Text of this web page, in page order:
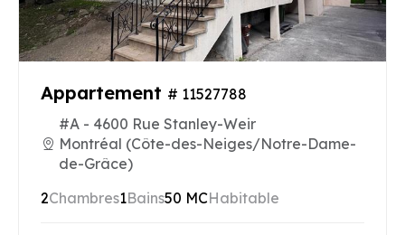
Appartement # 11527788
#A - 4600 Rue Stanley-Weir
Montréal (Côte-des-Neiges/Notre-Dame-
de-Grâce)
2Chambres1Bains50 MCHabitable